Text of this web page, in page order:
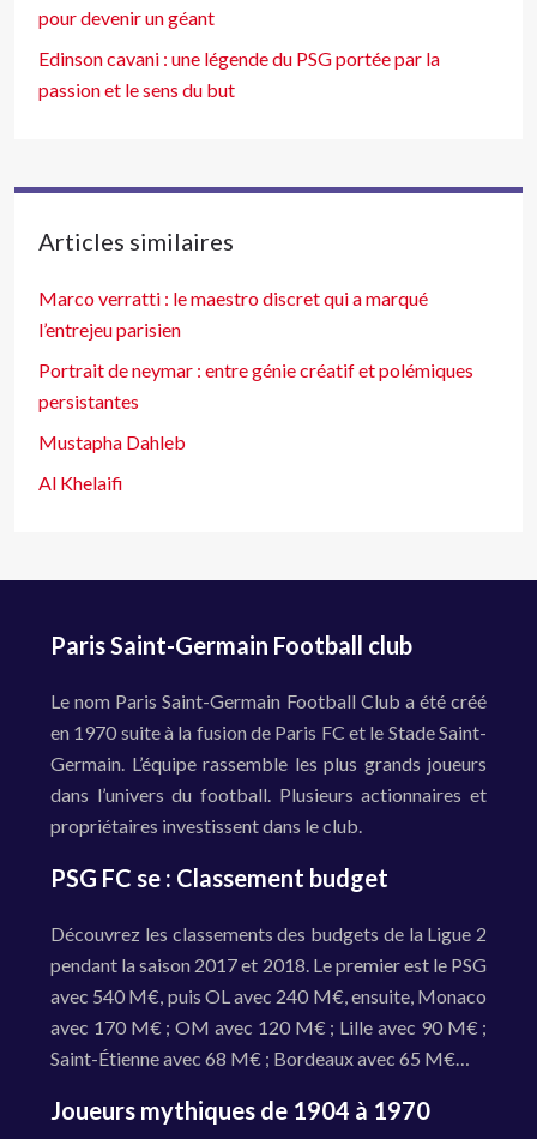
pour devenir un géant
Edinson cavani : une légende du PSG portée par la
passion et le sens du but
Articles similaires
Marco verratti : le maestro discret qui a marqué
l’entrejeu parisien
Portrait de neymar : entre génie créatif et polémiques
persistantes
Mustapha Dahleb
Al Khelaifi
Paris Saint-Germain Football club
Le nom Paris Saint-Germain Football Club a été créé
en 1970 suite à la fusion de Paris FC et le Stade Saint-
Germain. L’équipe rassemble les plus grands joueurs
dans l’univers du football. Plusieurs actionnaires et
propriétaires investissent dans le club.
PSG FC se : Classement budget
Découvrez les classements des budgets de la Ligue 2
pendant la saison 2017 et 2018. Le premier est le PSG
avec 540 M€, puis OL avec 240 M€, ensuite, Monaco
avec 170 M€ ; OM avec 120 M€ ; Lille avec 90 M€ ;
Saint-Étienne avec 68 M€ ; Bordeaux avec 65 M€…
Joueurs mythiques de 1904 à 1970